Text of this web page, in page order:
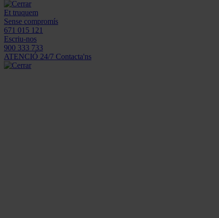
Et truquem
Sense compromís
671 015 121
Escriu-nos
900 333 733
ATENCIÓ 24/7 Contacta'ns